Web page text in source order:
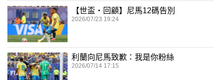
【世盃‧回顧】尼馬12碼告別
2026/07/23 19:24
利蘭向尼馬致歉：我是你粉絲
2026/07/14 17:15